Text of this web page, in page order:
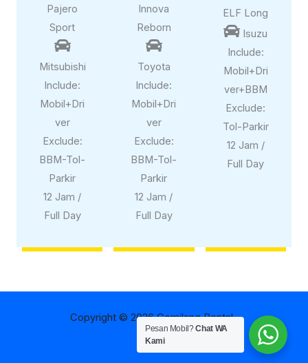
Pajero
Sport

Mitsubishi
Include:
Mobil+Dri
ver
Exclude:
BBM-Tol-
Parkir
12 Jam /
Full Day
Innova
Reborn

Toyota
Include:
Mobil+Dri
ver
Exclude:
BBM-Tol-
Parkir
12 Jam /
Full Day
ELF Long
 Isuzu
Include:
Mobil+Dri
ver+BBM
Exclude:
Tol-Parkir
12 Jam /
Full Day
Copyright © 2026 Gemilang Rental
Pesan Mobil?Chat WA
Kami